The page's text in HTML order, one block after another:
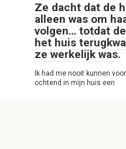
Ze dacht dat de
alleen was om
volgen… totdat
het huis
ze werkelijk was.
Ik had me nooit kunnen
ochtend in mijn huis een